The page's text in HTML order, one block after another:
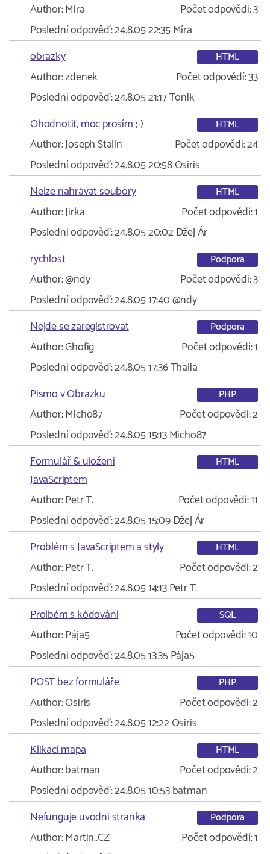
Author:Míra Počet odpovědí:3
Poslední odpověď:24.8.05 22:35Míra
obrazky
HTML
Author:zdenek Počet odpovědí:33
Poslední odpověď:24.8.05 21:17Tonik
Ohodnotit, moc prosím ;-)
HTML
Author:Joseph Stalin Počet odpovědí:24
Poslední odpověď:24.8.05 20:58Osiris
Nelze nahrávat soubory
HTML
Author:Jirka Počet odpovědí:1
Poslední odpověď:24.8.05 20:02Džej Ár
rychlost
Podpora
Author:@ndy Počet odpovědí:3
Poslední odpověď:24.8.05 17:40@ndy
Nejde se zaregistrovat
Podpora
Author:Ghofig Počet odpovědí:1
Poslední odpověď:24.8.05 17:36Thalia
Pismo v Obrazku
PHP
Author:Micho87 Počet odpovědí:2
Poslední odpověď:24.8.05 15:13Micho87
Formulář & uložení
JavaScriptem
HTML
Author:Petr T. Počet odpovědí:11
Poslední odpověď:24.8.05 15:09Džej Ár
Problém s JavaScriptem a styly
HTML
Author:Petr T. Počet odpovědí:2
Poslední odpověď:24.8.05 14:13Petr T.
Prolbém s kódování
SQL
Author:Pája5 Počet odpovědí:10
Poslední odpověď:24.8.05 13:35Pája5
POST bez formuláře
PHP
Author:Osiris Počet odpovědí:2
Poslední odpověď:24.8.05 12:22Osiris
Klikací mapa
HTML
Author:batman Počet odpovědí:2
Poslední odpověď:24.8.05 10:53batman
Nefunguje uvodni stranka
Podpora
Author:Martin..CZ Počet odpovědí:1